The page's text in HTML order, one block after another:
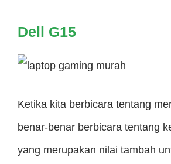
Dell G15
Ketika kita berbicara tentang
benar-benar berbicara tentang
yang merupakan nilai tambah